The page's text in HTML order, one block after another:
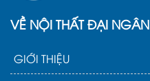
VỀ NỘI THẤT ĐẠI NGÂN
GIỚI THIỆU